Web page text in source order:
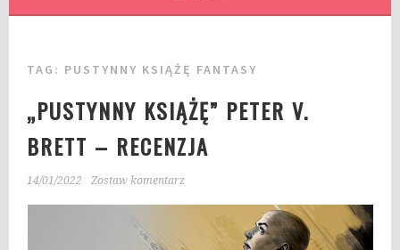
TAG: PUSTYNNY KSIĄŻĘ FANTASY
„PUSTYNNY KSIĄŻĘ” PETER V.
BRETT – RECENZJA
14/01/2022 Zostaw komentarz